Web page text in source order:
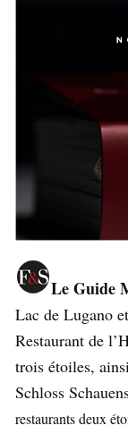
Le Guide
Lac de Lugano
Restaurant de
trois étoiles,
Schloss
restaurants deux